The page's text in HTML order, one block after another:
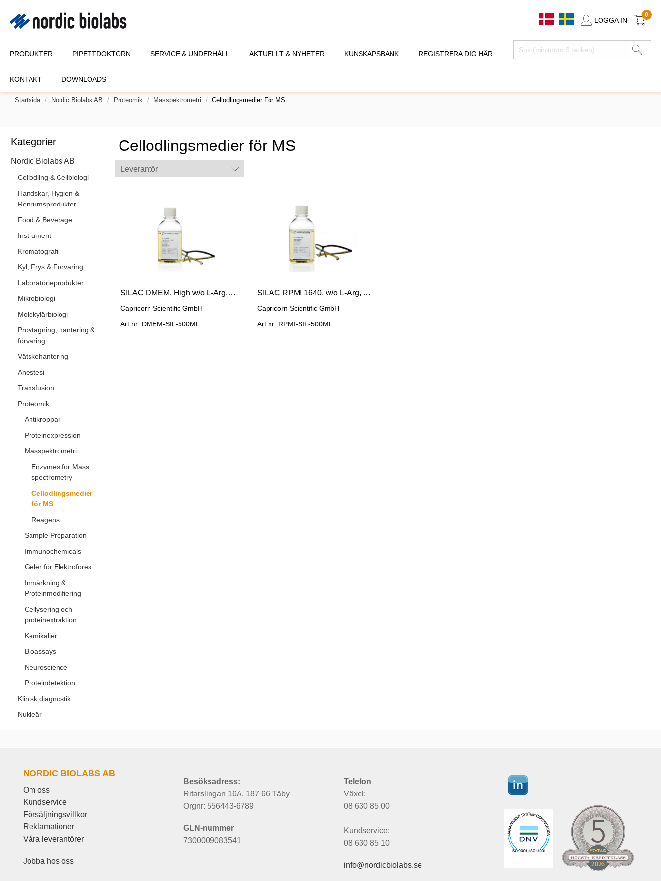
LOGGA IN
0
PRODUKTER PIPETTDOKTORN SERVICE & UNDERHÅLL AKTUELLT & NYHETER KUNSKAPSBANK REGISTRERA DIG HÄR
KONTAKT DOWNLOADS
Startsida Nordic Biolabs AB Proteomik Masspektrometri Cellodlingsmedier För MS
Kategorier
Nordic Biolabs AB
Cellodling & Cellbiologi
Handskar, Hygien &
Renrumsprodukter
Food & Beverage
Instrument
Kromatografi
Kyl, Frys & Förvaring
Laboratorieprodukter
Mikrobiologi
Molekylärbiologi
Provtagning, hantering &
förvaring
Vätskehantering
Anestesi
Transfusion
Proteomik
Antikroppar
Proteinexpression
Masspektrometri
Enzymes for Mass
spectrometry
Cellodlingsmedier
för MS
Reagens
Sample Preparation
Immunochemicals
Geler för Elektrofores
Inmärkning &
Proteinmodifiering
Cellysering och
proteinextraktion
Kemikalier
Bioassays
Neuroscience
Proteindetektion
Klinisk diagnostik
Nukleär
Cellodlingsmedier för MS
Leverantör
SILAC DMEM, High w/o L-Arg,L-Lys,L-Glut,Phen Red
Capricorn Scientific GmbH
Art nr: DMEM-SIL-500ML
SILAC RPMI 1640, w/o L-Arg, L-Lys,L-Glut,Phenol Red
Capricorn Scientific GmbH
Art nr: RPMI-SIL-500ML
NORDIC BIOLABS AB
Om oss
Kundservice
Försäljningsvillkor
Reklamationer
Våra leverantörer
Jobba hos oss
Besöksadress:
Ritarslingan 16A, 187 66 Täby
Orgnr: 556443-6789
GLN-nummer
7300009083541
Telefon
Växel:
08 630 85 00
Kundservice:
08 630 85 10
info@nordicbiolabs.se